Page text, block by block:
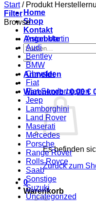
Home
Shop
Kontakt
Angebote
Suchen
nach:
Anmelden
Warenkorb /0,00€
Es befinden
Zurück zum
0
Warenkorb
Start /Produkt
Filter
Browse
Aston Martin
Audi
Bentley
BMW
Chrysler
Fiat
Fiat Sonderposten
Jeep
Lamborghini
Land Rover
Maserati
Mercedes
Porsche
Range Rover
Rolls Royce
Saab
Sonstige
Suzuki
Uncategorized